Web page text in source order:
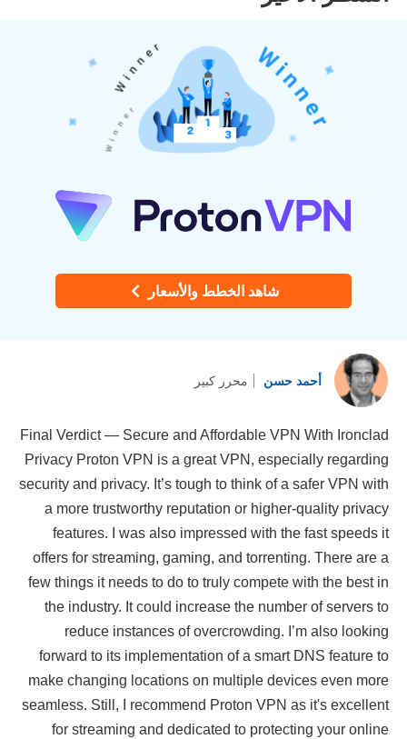
شاهد الخطط والأسعار
أحمد حسن محرر كبير
Final Verdict — Secure and Affordable VPN With Ironclad
Privacy Proton VPN is a great VPN, especially regarding
security and privacy. It’s tough to think of a safer VPN with
a more trustworthy reputation or higher-quality privacy
features. I was also impressed with the fast speeds it
offers for streaming, gaming, and torrenting. There are a
few things it needs to do to truly compete with the best in
the industry. It could increase the number of servers to
reduce instances of overcrowding. I’m also looking
forward to its implementation of a smart DNS feature to
make changing locations on multiple devices even more
seamless. Still, I recommend Proton VPN as it's excellent
for streaming and dedicated to protecting your online